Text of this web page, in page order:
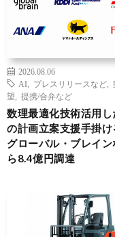
2026.08.06
AI
プレスリリースなど
望
提携/合弁など
数理最適化技術活用し
の計画立案支援手掛け
グローバル・ブレイン
ら8.4億円調達